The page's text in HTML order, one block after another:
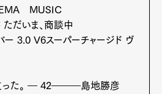
MUSIC
だいま、商談中
3.0 V6スーパーチャージド ヴ
った。 ― 42―――島地勝彦